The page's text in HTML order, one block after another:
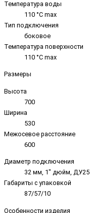
Температура воды
110 °C max
Тип подключения
боковое
Температура поверхности
110 °C max
Размеры
Высота
700
Ширина
530
Межосевое расстояние
600
Диаметр подключения
32 мм, 1" дюйм, ДУ25
Габариты с упаковкой
87/57/10
Особенности изделия